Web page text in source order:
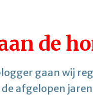
de
gaan wij
de afgelopen